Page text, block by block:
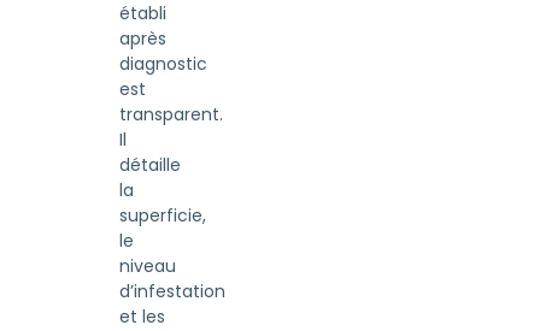
établi
après
diagnostic
est
transparent.
Il
détaille
la
superficie,
le
niveau
d’infestation
et les